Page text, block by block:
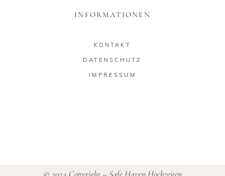
INFORMATIONEN
KONTAKT
DATENSCHUTZ
IMPRESSUM
© 2024 Copyright – Safe Haven Hochzeiten